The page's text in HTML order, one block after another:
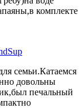
комплекте
семьи.Катаемся
довольны
печальный